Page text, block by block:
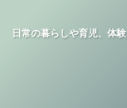
日常の暮らしや育児、体